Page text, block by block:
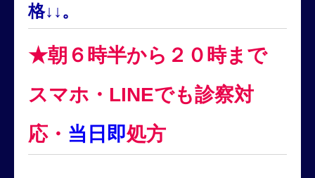
格↓↓。
★朝６時半から２０時まで
スマホ・LINEでも診察対
応・ 当日即処方